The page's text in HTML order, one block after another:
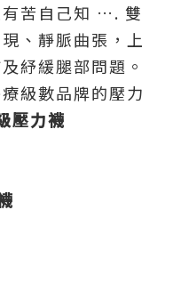
苦自己知 …. 雙
、靜脈曲張，上
紓緩腿部問題。
級數品牌的壓力
壓力襪